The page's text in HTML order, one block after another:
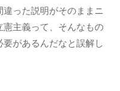
った説明がそのままニ
憲主義って、そんなもの
があるんだなと誤解し